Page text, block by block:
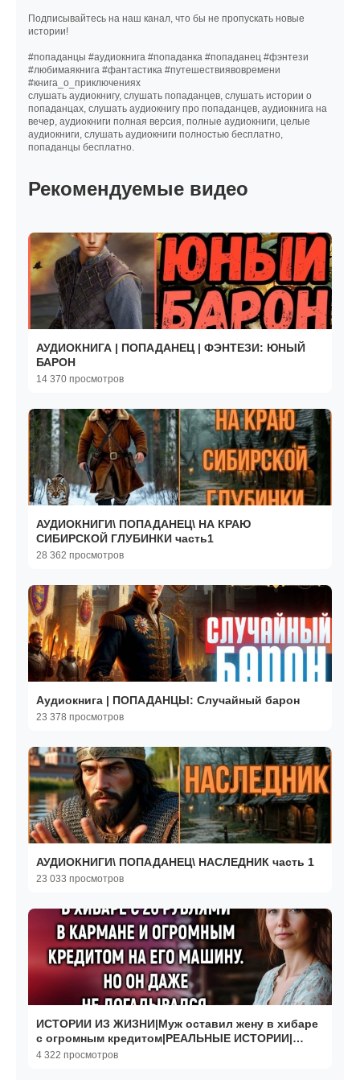
Подписывайтесь на наш канал, что бы не пропускать новые
истории!
#попаданцы #аудиокнига #попаданка #попаданец #фэнтези
#любимаякнига #фантастика #путешествиявовремени
#книга_о_приключениях
слушать аудиокнигу, слушать попаданцев, слушать истории о
попаданцах, слушать аудиокнигу про попаданцев, аудиокнига на
вечер, аудиокниги полная версия, полные аудиокниги, целые
аудиокниги, слушать аудиокниги полностью бесплатно,
попаданцы бесплатно.
Рекомендуемые видео
АУДИОКНИГА | ПОПАДАНЕЦ | ФЭНТЕЗИ: ЮНЫЙ
БАРОН
14 370 просмотров
АУДИОКНИГИ\ ПОПАДАНЕЦ\ НА КРАЮ
СИБИРСКОЙ ГЛУБИНКИ часть1
28 362 просмотров
Аудиокнига | ПОПАДАНЦЫ: Случайный барон
23 378 просмотров
АУДИОКНИГИ\ ПОПАДАНЕЦ\ НАСЛЕДНИК часть 1
23 033 просмотров
ИСТОРИИ ИЗ ЖИЗНИ|Муж оставил жену в хибаре
с огромным кредитом|РЕАЛЬНЫЕ ИСТОРИИ|
ЖИЗНЕННЫЕ ИСТОРИИ
4 322 просмотров